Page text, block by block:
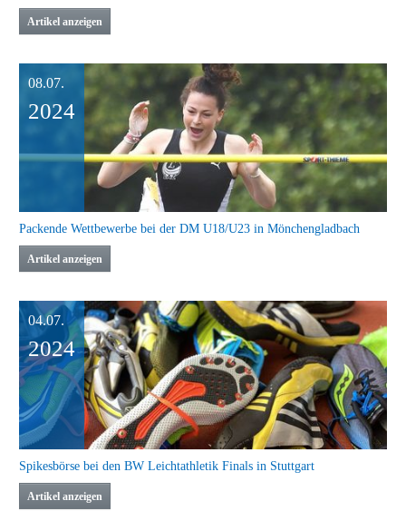
Artikel anzeigen
08.07.
2024
Packende Wettbewerbe bei der DM U18/U23 in Mönchengladbach
Artikel anzeigen
04.07.
2024
Spikesbörse bei den BW Leichtathletik Finals in Stuttgart
Artikel anzeigen